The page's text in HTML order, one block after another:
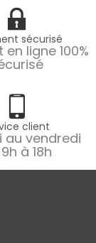
sécurisé
ligne 100%
client
au vendredi
à 18h